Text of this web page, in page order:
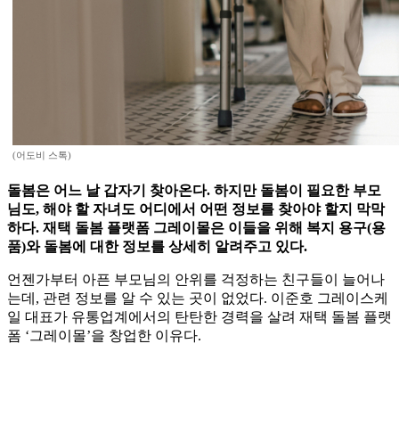
(어도비 스톡)
돌봄은 어느 날 갑자기 찾아온다. 하지만 돌봄이 필요한 부모
님도, 해야 할 자녀도 어디에서 어떤 정보를 찾아야 할지 막막
하다. 재택 돌봄 플랫폼 그레이몰은 이들을 위해 복지 용구(용
품)와 돌봄에 대한 정보를 상세히 알려주고 있다.
언젠가부터 아픈 부모님의 안위를 걱정하는 친구들이 늘어나
는데, 관련 정보를 알 수 있는 곳이 없었다. 이준호 그레이스케
일 대표가 유통업계에서의 탄탄한 경력을 살려 재택 돌봄 플랫
폼 ‘그레이몰’을 창업한 이유다.